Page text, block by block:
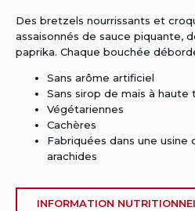
Des bretzels nourrissants et
assaisonnés de sauce piquante,
paprika. Chaque bouchée
Sans arôme artificiel
Sans sirop de maïs à
Végétariennes
Cachères
Fabriquées dans une usine
arachides
INFORMATION